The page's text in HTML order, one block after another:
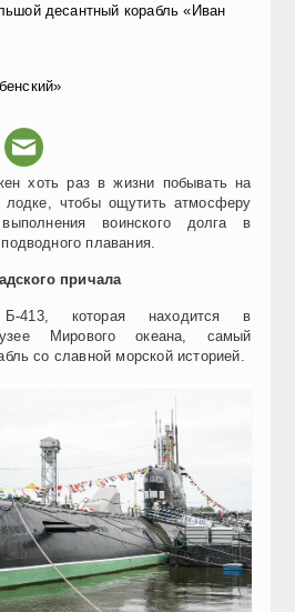
десантный корабль «Иван
хоть раз в жизни побывать на
лодке, чтобы ощутить атмосферу
воинского долга в
плавания.
причала
413, которая находится в
Мирового океана, самый
со славной морской историей.